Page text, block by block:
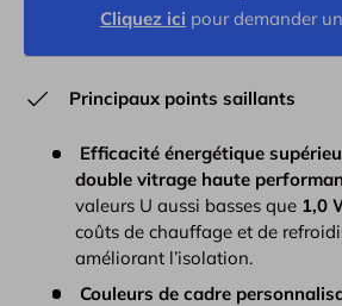
Cliquez ici pour demander
Principaux points saillants
Efficacité énergétique
double vitrage haute
valeurs U aussi basses que 1,0
coûts de chauffage et de
améliorant l’isolation.
Couleurs de cadre